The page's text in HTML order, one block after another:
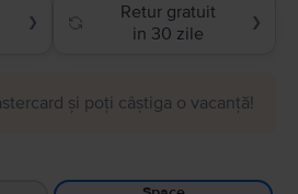
❯
Retur gratuit
in 30 zile
❯
și poți câștiga o vacanță!